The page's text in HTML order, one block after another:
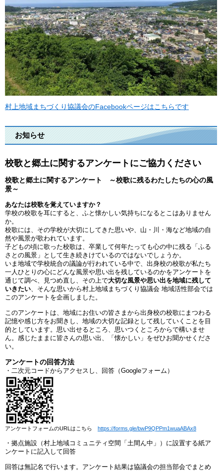
村上地域まちづくり協議会のFacebookページはこちらです
お知らせ
校歌と郷土に関するアンケートにご協力ください
校歌と郷土に関するアンケート ～校歌に残るわたしたちの心の風
景～
あなたは校歌を覚えていますか？
学校の校歌を耳にすると、ふと懐かしい気持ちになるとこはありません
か。
校歌には、その学校が大切にしてきた思いや、山・川・海など地域の自
然や風景が歌われています。
子どもの頃に歌った校歌は、卒業して何年たっても心の中に残る「ふる
さとの風景」として生き続きけているのではないでしょうか。
いま地域で学校統合の議論が行われている中で、出身校の校歌が私たち
一人ひとりの心にどんな風景や思い出を残しているのかをアンケートを
通じて調べ、見つめ直し、その上で大切な風景や思い出を地域に残して
いきたい 、そんな思いから村上地域まちづくり協議会 地域活性部会では
このアンケートを企画しました。
このアンケートは、地域にお住いの皆さまから出身校の校歌にまつわる
記憶や感じ方をお聞きし、地域の大切な記録として残していくことを目
的としています。思い出せるところ、思いつくところからで構いませ
ん。感じたままに皆さんの思い出、「懐かしい」をぜひお聞かせくださ
い。
アンケートの回答方法
・二次元コードからアクセスし、回答（Googleフォーム）
アンケートフォームのURLはこちら https://forms.gle/bwP9QPPm1wuaABAx8
・拠点施設（村上地域コミュニティ空間「土間ん中」）に設置する紙ア
ンケートに記入して回答
回答は無記名で行います。アンケート結果は協議会の担当部会でまとめ